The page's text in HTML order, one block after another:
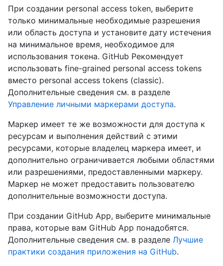
При создании personal access token, выберите
только минимальные необходимые разрешения
или область доступа и установите дату истечения
на минимальное время, необходимое для
использования токена. GitHub Рекомендует
использовать fine-grained personal access tokens
вместо personal access tokens (classic).
Дополнительные сведения см. в разделе
Управление личными маркерами доступа.
Маркер имеет те же возможности для доступа к
ресурсам и выполнения действий с этими
ресурсами, которые владелец маркера имеет, и
дополнительно ограничивается любыми областями
или разрешениями, предоставленными маркеру.
Маркер не может предоставить пользователю
дополнительные возможности доступа.
При создании GitHub App, выберите минимальные
права, которые вам GitHub App понадобятся.
Дополнительные сведения см. в разделе Лучшие
практики создания приложения на GitHub.